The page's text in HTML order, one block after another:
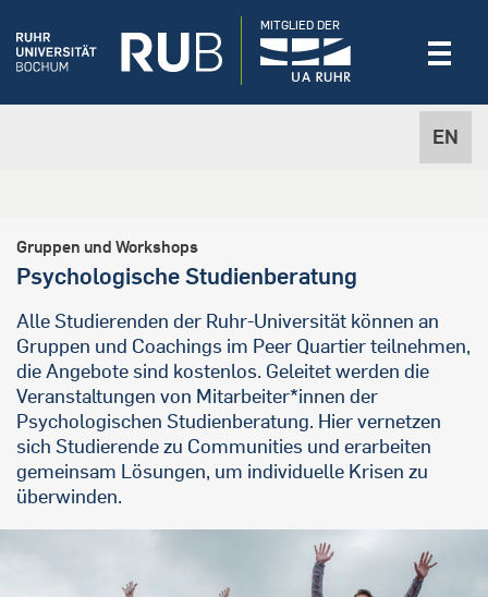
EN
MITGLIED DER
Gruppen und Workshops
Psychologische Studienberatung
Alle Studierenden der Ruhr-Universität können an
Gruppen und Coachings im Peer Quartier teilnehmen,
die Angebote sind kostenlos. Geleitet werden die
Veranstaltungen von Mitarbeiter*innen der
Psychologischen Studienberatung. Hier vernetzen
sich Studierende zu Communities und erarbeiten
gemeinsam Lösungen, um individuelle Krisen zu
überwinden.